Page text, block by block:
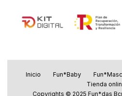
Inicio Fun*Baby
Tienda
Copyrights © 2025 Fun*das